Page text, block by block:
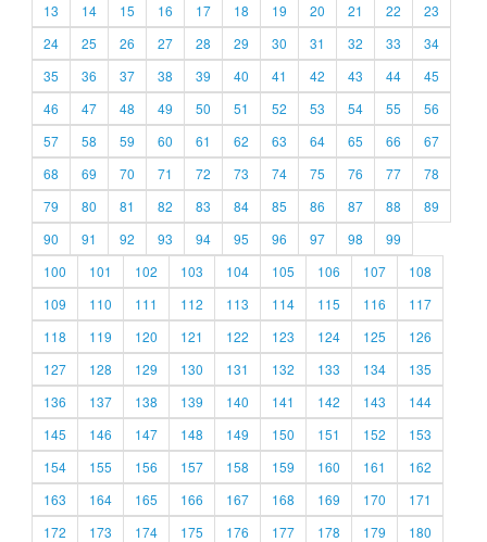
13
14 15 16 17 18 19 20 21 22
23
24
25 26 27 28 29 30 31 32 33
34
35
36 37 38 39 40 41 42 43 44
45
46
47 48 49 50 51 52 53 54 55
56
57
58 59 60 61 62 63 64 65 66
67
68
69 70 71 72 73 74 75 76 77
78
79
80 81 82 83 84 85 86 87 88
89
90
91 92 93 94 95 96 97 98
99
100
101 102 103 104 105 106 107
108
109
110 111 112 113 114 115 116
117
118
119 120 121 122 123 124 125
126
127
128 129 130 131 132 133 134
135
136
137 138 139 140 141 142 143
144
145
146 147 148 149 150 151 152
153
154
155 156 157 158 159 160 161
162
163
164 165 166 167 168 169 170
171
172
173 174 175 176 177 178 179
180